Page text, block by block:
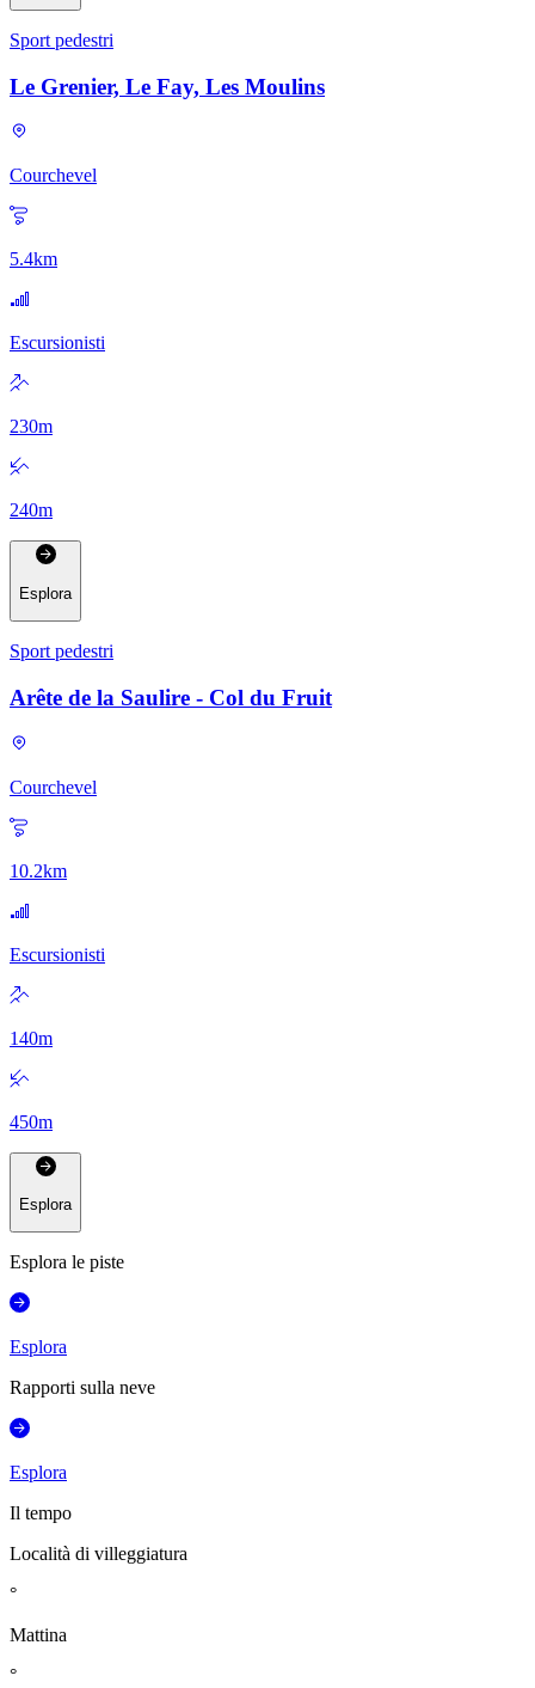
Sport pedestri
Le Grenier, Le Fay, Les Moulins
Courchevel
5.4km
Escursionisti
230m
240m
Esplora
Sport pedestri
Arête de la Saulire - Col du Fruit
Courchevel
10.2km
Escursionisti
140m
450m
Esplora
Esplora le piste
Esplora
Rapporti sulla neve
Esplora
Il tempo
Località di villeggiatura
°
Mattina
°